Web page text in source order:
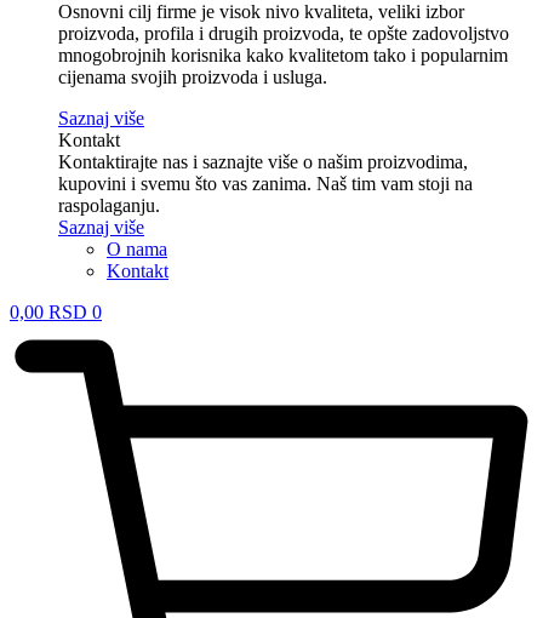
Osnovni cilj firme je visok nivo kvaliteta, veliki izbor
proizvoda, profila i drugih proizvoda, te opšte zadovoljstvo
mnogobrojnih korisnika kako kvalitetom tako i popularnim
cijenama svojih proizvoda i usluga.
Saznaj više
Kontakt
Kontaktirajte nas i saznajte više o našim proizvodima,
kupovini i svemu što vas zanima. Naš tim vam stoji na
raspolaganju.
Saznaj više
O nama
Kontakt
0,00 RSD 0